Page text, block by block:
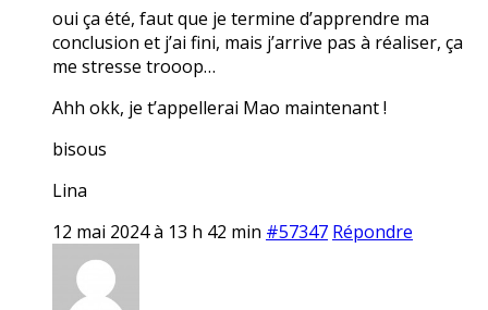
oui ça été, faut que je termine d’apprendre ma
conclusion et j’ai fini, mais j’arrive pas à réaliser, ça
me stresse trooop…
Ahh okk, je t’appellerai Mao maintenant !
bisous
Lina
12 mai 2024 à 13 h 42 min #57347 Répondre